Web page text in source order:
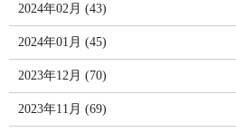
2024年02月 (43)
2024年01月 (45)
2023年12月 (70)
2023年11月 (69)